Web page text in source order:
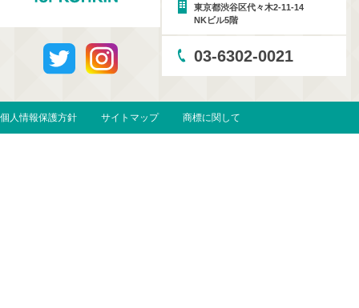
東京都渋谷区代々木2-11-14
NKビル5階
03-6302-0021
個人情報保護方針 サイトマップ 商標に関して